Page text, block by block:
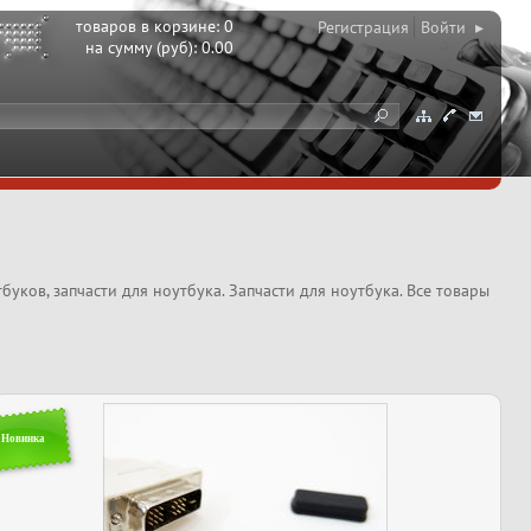
товаров в корзине:0
на сумму (руб):0.00
Регистрация Войти ▸
запчасти для ноутбука. Запчасти для ноутбука. Все товары
Новинка